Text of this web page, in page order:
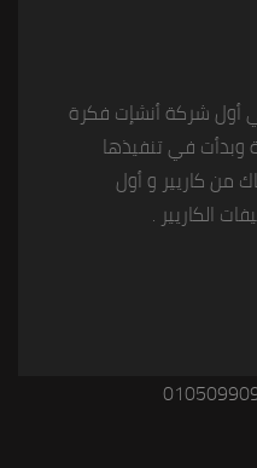
أول شركة أنشإت فكرة
وبدأت في تنفيذها
من كاريير و أول
الكاريير .